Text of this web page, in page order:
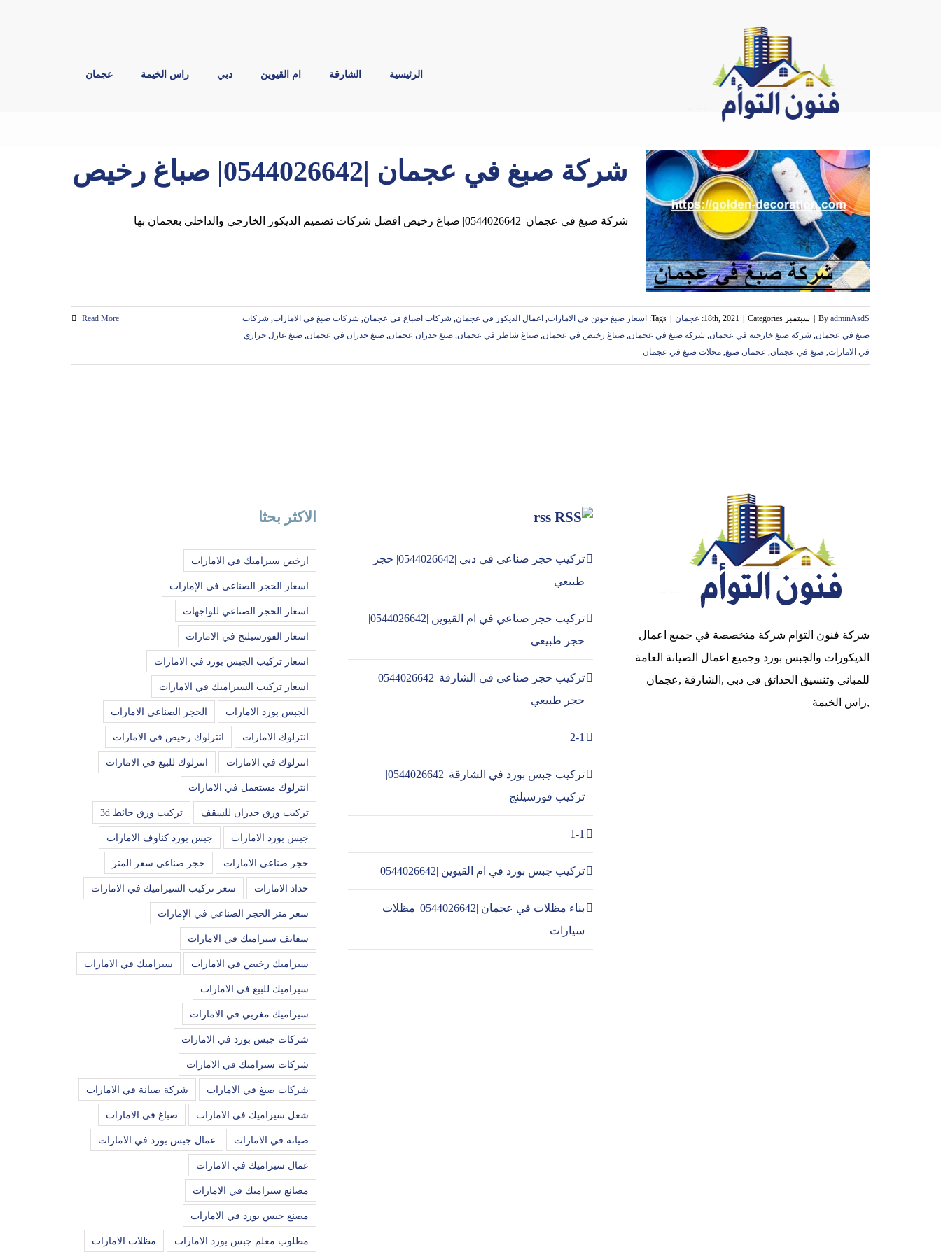
الرئيسية الشارقة ام القيوين دبي راس الخيمة عجمان
شركة صبغ في عجمان |0544026642| صباغ رخيص
شركة صبغ في عجمان |0544026642| صباغ رخيص افضل شركات تصميم الديكور الخارجي والداخلي بعجمان بها
By adminAsdS سبتمبر 18th, 2021 Categories: عجمان Tags: اسعار صبغ جوتن في الامارات, اعمال الديكور في عجمان, شركات اصباغ في عجمان, شركات صبغ في الامارات, شركات
صبغ في عجمان, شركة صبغ خارجية في عجمان, شركة صبغ في عجمان, صباغ رخيص في عجمان, صباغ شاطر في عجمان, صبغ جدران عجمان, صبغ جدران في عجمان, صبغ عازل حراري
في الامارات, صبغ في عجمان, عجمان صبغ, محلات صبغ في عجمان
Read More
شركة فنون التؤام شركة متخصصة في جميع اعمال
الديكورات والجبس بورد وجميع اعمال الصيانة العامة
للمباني وتنسيق الحدائق في دبي ,الشارقة ,عجمان
,راس الخيمة
rss
تركيب حجر صناعي في دبي |0544026642| حجر
طبيعي
تركيب حجر صناعي في ام القيوين |0544026642|
حجر طبيعي
تركيب حجر صناعي في الشارقة |0544026642|
حجر طبيعي
2-1
تركيب جبس بورد في الشارقة |0544026642|
تركيب فورسيلنج
1-1
تركيب جبس بورد في ام القيوين |0544026642
بناء مظلات في عجمان |0544026642| مظلات
سيارات
الاكثر بحثا
ارخص سيراميك في الامارات
اسعار الحجر الصناعي في الإمارات
اسعار الحجر الصناعي للواجهات
اسعار الفورسيلنج في الامارات
اسعار تركيب الجبس بورد في الامارات
اسعار تركيب السيراميك في الامارات
الجبس بورد الامارات الحجر الصناعي الامارات
انترلوك الامارات انترلوك رخيص في الامارات
انترلوك في الامارات انترلوك للبيع في الامارات
انترلوك مستعمل في الامارات
تركيب ورق جدران للسقف تركيب ورق حائط 3d
جبس بورد الامارات جبس بورد كناوف الامارات
حجر صناعي الامارات حجر صناعي سعر المتر
حداد الامارات سعر تركيب السيراميك في الامارات
سعر متر الحجر الصناعي في الإمارات
سفايف سيراميك في الامارات
سيراميك رخيص في الامارات سيراميك في الامارات
سيراميك للبيع في الامارات
سيراميك مغربي في الامارات
شركات جبس بورد في الامارات
شركات سيراميك في الامارات
شركات صبغ في الامارات شركة صيانة في الامارات
شغل سيراميك في الامارات صباغ في الامارات
صيانه في الامارات عمال جبس بورد في الامارات
عمال سيراميك في الامارات
مصانع سيراميك في الامارات
مصنع جبس بورد في الامارات
مطلوب معلم جبس بورد الامارات مظلات الامارات